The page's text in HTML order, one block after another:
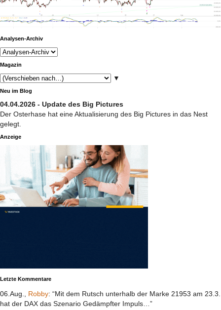
Analysen-Archiv
Magazin
▼
Neu im Blog
04.04.2026 - Update des Big Pictures
Der Osterhase hat eine Aktualisierung des Big Pictures in das Nest
gelegt.
Anzeige
Letzte Kommentare
06.Aug., Robby: “Mit dem Rutsch unterhalb der Marke 21953 am 23.3.
hat der DAX das Szenario Gedämpfter Impuls…”